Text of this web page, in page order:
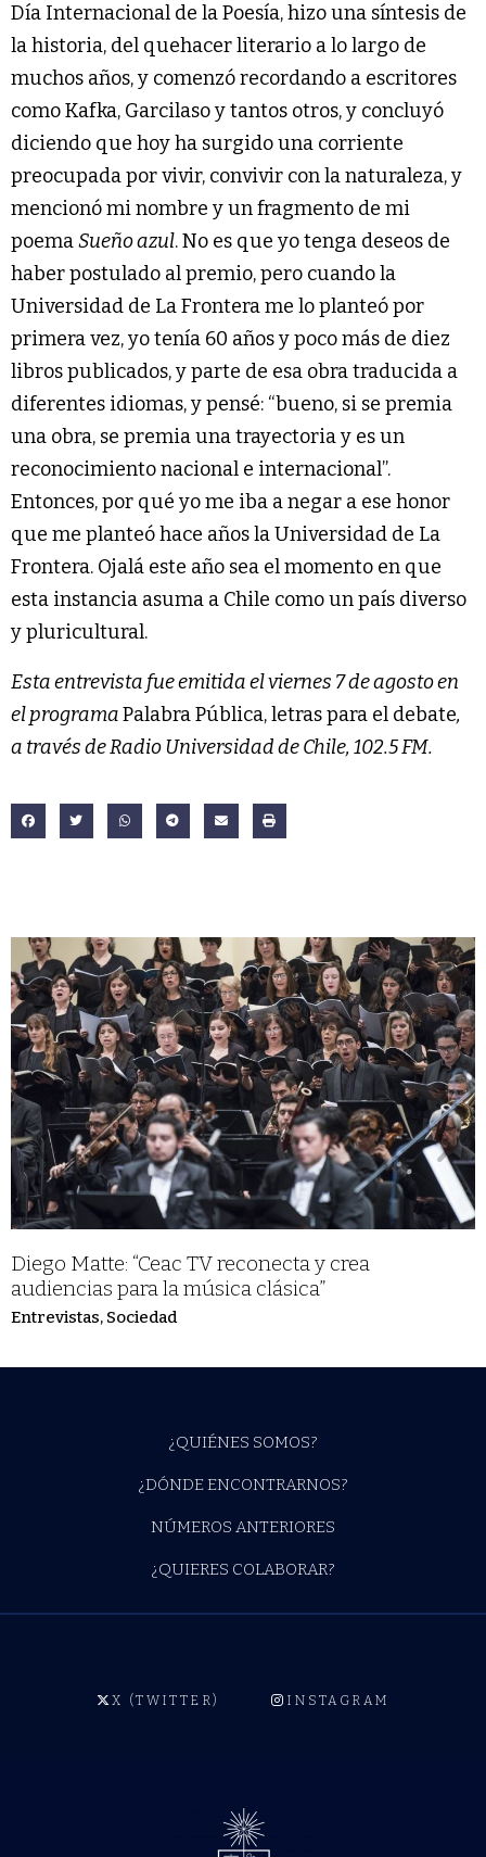
Día Internacional de la Poesía, hizo una síntesis de
la historia, del quehacer literario a lo largo de
muchos años, y comenzó recordando a escritores
como Kafka, Garcilaso y tantos otros, y concluyó
diciendo que hoy ha surgido una corriente
preocupada por vivir, convivir con la naturaleza, y
mencionó mi nombre y un fragmento de mi
poemaSueño azul. No es que yo tenga deseos de
haber postulado al premio, pero cuando la
Universidad de La Frontera me lo planteó por
primera vez, yo tenía 60 años y poco más de diez
libros publicados, y parte de esa obra traducida a
diferentes idiomas, y pensé: “bueno, si se premia
una obra, se premia una trayectoria y es un
reconocimiento nacional e internacional”.
Entonces, por qué yo me iba a negar a ese honor
que me planteó hace años la Universidad de La
Frontera. Ojalá este año sea el momento en que
esta instancia asuma a Chile como un país diverso
y pluricultural.
Esta entrevista fue emitida el viernes 7 de agosto en
el programaPalabra Pública, letras para el debate,
a través de Radio Universidad de Chile, 102.5 FM.
Diego Matte: “Ceac TV reconecta y crea
audiencias para la música clásica”
Entrevistas, Sociedad
¿QUIÉNES SOMOS?
¿DÓNDE ENCONTRARNOS?
NÚMEROS ANTERIORES
¿QUIERES COLABORAR?
X (TWITTER) INSTAGRAM